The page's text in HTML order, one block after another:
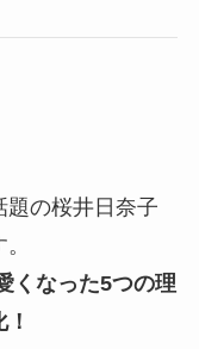
題の桜井日奈子
くなった5つの理